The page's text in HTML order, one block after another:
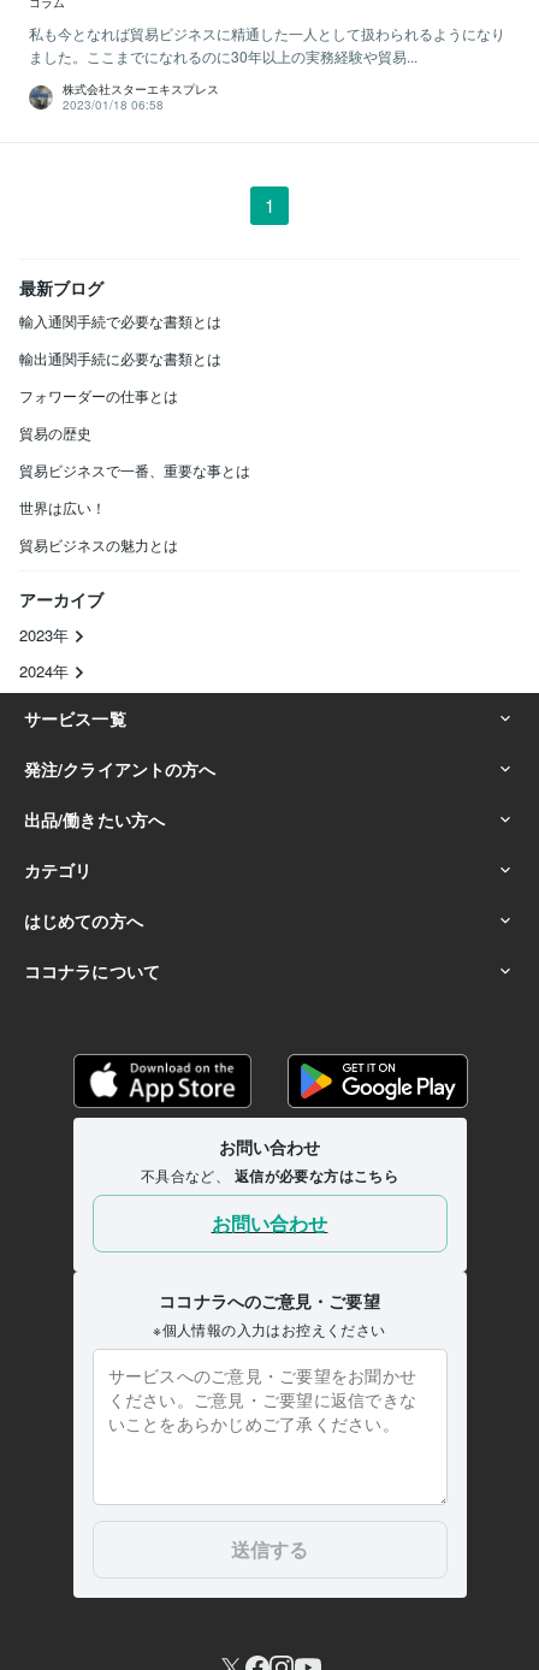
私も今となれば貿易ビジネスに精通した一人として扱わられるようになり
ました。ここまでになれるのに30年以上の実務経験や貿易...
株式会社スターエキスプレス
2023/01/18 06:58
1
最新ブログ
輸入通関手続で必要な書類とは
輸出通関手続に必要な書類とは
フォワーダーの仕事とは
貿易の歴史
貿易ビジネスで一番、重要な事とは
世界は広い！
貿易ビジネスの魅力とは
アーカイブ
2023年
2024年